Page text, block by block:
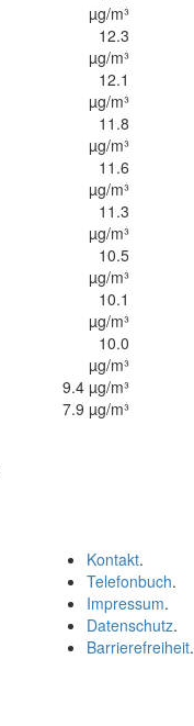
µg/m³
12.3
µg/m³
12.1
µg/m³
11.8
µg/m³
11.6
µg/m³
11.3
µg/m³
10.5
µg/m³
10.1
µg/m³
10.0
µg/m³
9.4 µg/m³
7.9 µg/m³
Kontakt.
Telefonbuch.
Impressum.
Datenschutz.
Barrierefreiheit.